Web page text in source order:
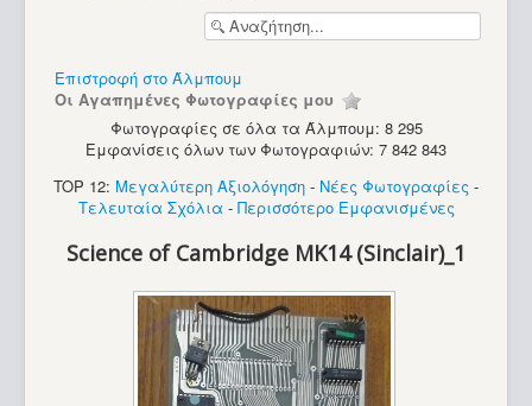
Επιστροφή στο Άλμπουμ
Οι Αγαπημένες Φωτογραφίες μου
Φωτογραφίες σε όλα τα Άλμπουμ: 8 295
Εμφανίσεις όλων των Φωτογραφιών: 7 842 843
TOP 12: Μεγαλύτερη Αξιολόγηση - Νέες Φωτογραφίες -
Τελευταία Σχόλια - Περισσότερο Εμφανισμένες
Science of Cambridge MK14 (Sinclair)_1